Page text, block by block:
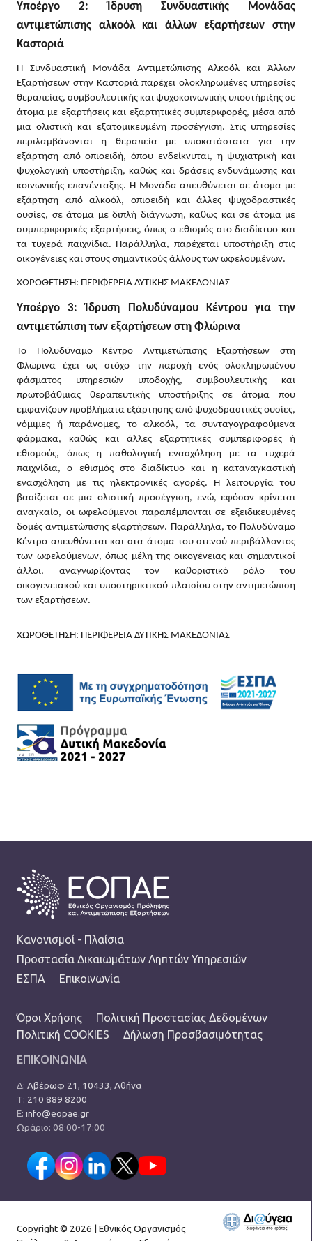
Υποέργο 2: Ίδρυση Συνδυαστικής Μονάδας
αντιμετώπισης αλκοόλ και άλλων εξαρτήσεων στην
Καστοριά
Η Συνδυαστική Μονάδα Αντιμετώπισης Αλκοόλ και Άλλων
Εξαρτήσεων στην Καστοριά παρέχει ολοκληρωμένες υπηρεσίες
θεραπείας, συμβουλευτικής και ψυχοκοινωνικής υποστήριξης σε
άτομα με εξαρτήσεις και εξαρτητικές συμπεριφορές, μέσα από
μια ολιστική και εξατομικευμένη προσέγγιση. Στις υπηρεσίες
περιλαμβάνονται η θεραπεία με υποκατάστατα για την
εξάρτηση από οπιοειδή, όπου ενδείκνυται, η ψυχιατρική και
ψυχολογική υποστήριξη, καθώς και δράσεις ενδυνάμωσης και
κοινωνικής επανένταξης. Η Μονάδα απευθύνεται σε άτομα με
εξάρτηση από αλκοόλ, οπιοειδή και άλλες ψυχοδραστικές
ουσίες, σε άτομα με διπλή διάγνωση, καθώς και σε άτομα με
συμπεριφορικές εξαρτήσεις, όπως ο εθισμός στο διαδίκτυο και
τα τυχερά παιχνίδια. Παράλληλα, παρέχεται υποστήριξη στις
οικογένειες και στους σημαντικούς άλλους των ωφελουμένων.
ΧΩΡΟΘΕΤΗΣΗ: ΠΕΡΙΦΕΡΕΙΑ ΔΥΤΙΚΗΣ ΜΑΚΕΔΟΝΙΑΣ
Υποέργο 3: Ίδρυση Πολυδύναμου Κέντρου για την
αντιμετώπιση των εξαρτήσεων στη Φλώρινα
Το Πολυδύναμο Κέντρο Αντιμετώπισης Εξαρτήσεων στη
Φλώρινα έχει ως στόχο την παροχή ενός ολοκληρωμένου
φάσματος υπηρεσιών υποδοχής, συμβουλευτικής και
πρωτοβάθμιας θεραπευτικής υποστήριξης σε άτομα που
εμφανίζουν προβλήματα εξάρτησης από ψυχοδραστικές ουσίες,
νόμιμες ή παράνομες, το αλκοόλ, τα συνταγογραφούμενα
φάρμακα, καθώς και άλλες εξαρτητικές συμπεριφορές ή
εθισμούς, όπως η παθολογική ενασχόληση με τα τυχερά
παιχνίδια, ο εθισμός στο διαδίκτυο και η καταναγκαστική
ενασχόληση με τις ηλεκτρονικές αγορές. Η λειτουργία του
βασίζεται σε μια ολιστική προσέγγιση, ενώ, εφόσον κρίνεται
αναγκαίο, οι ωφελούμενοι παραπέμπονται σε εξειδικευμένες
δομές αντιμετώπισης εξαρτήσεων. Παράλληλα, το Πολυδύναμο
Κέντρο απευθύνεται και στα άτομα του στενού περιβάλλοντος
των ωφελούμενων, όπως μέλη της οικογένειας και σημαντικοί
άλλοι, αναγνωρίζοντας τον καθοριστικό ρόλο του
οικογενειακού και υποστηρικτικού πλαισίου στην αντιμετώπιση
των εξαρτήσεων.
ΧΩΡΟΘΕΤΗΣΗ: ΠΕΡΙΦΕΡΕΙΑ ΔΥΤΙΚΗΣ ΜΑΚΕΔΟΝΙΑΣ
FOOTER
Κανονισμοί - Πλαίσια
Προστασία Δικαιωμάτων Ληπτών Υπηρεσιών
ΕΣΠΑ
Επικοινωνία
TERMS MENU
Όροι Χρήσης
Πολιτική Προστασίας Δεδομένων
Πολιτική COOKIES
Δήλωση Προσβασιμότητας
ΕΠΙΚΟΙΝΩΝΙΑ
Δ: Αβέρωφ 21, 10433, Αθήνα
Τ: 210 889 8200
Ε: info@eopae.gr
Ωράριο: 08:00-17:00
Copyright © 2026 | Εθνικός Οργανισμός